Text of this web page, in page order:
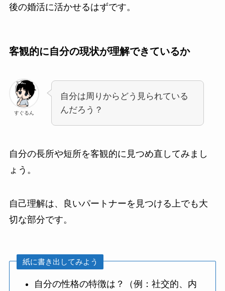
後の婚活に活かせるはずです。
客観的に自分の現状が理解できているか
すぐるん
自分は周りからどう見られている
んだろう？
自分の長所や短所を客観的に見つめ直してみまし
ょう。
自己理解は、良いパートナーを見つける上でも大
切な部分です。
紙に書き出してみよう
自分の性格の特徴は？（例：社交的、内